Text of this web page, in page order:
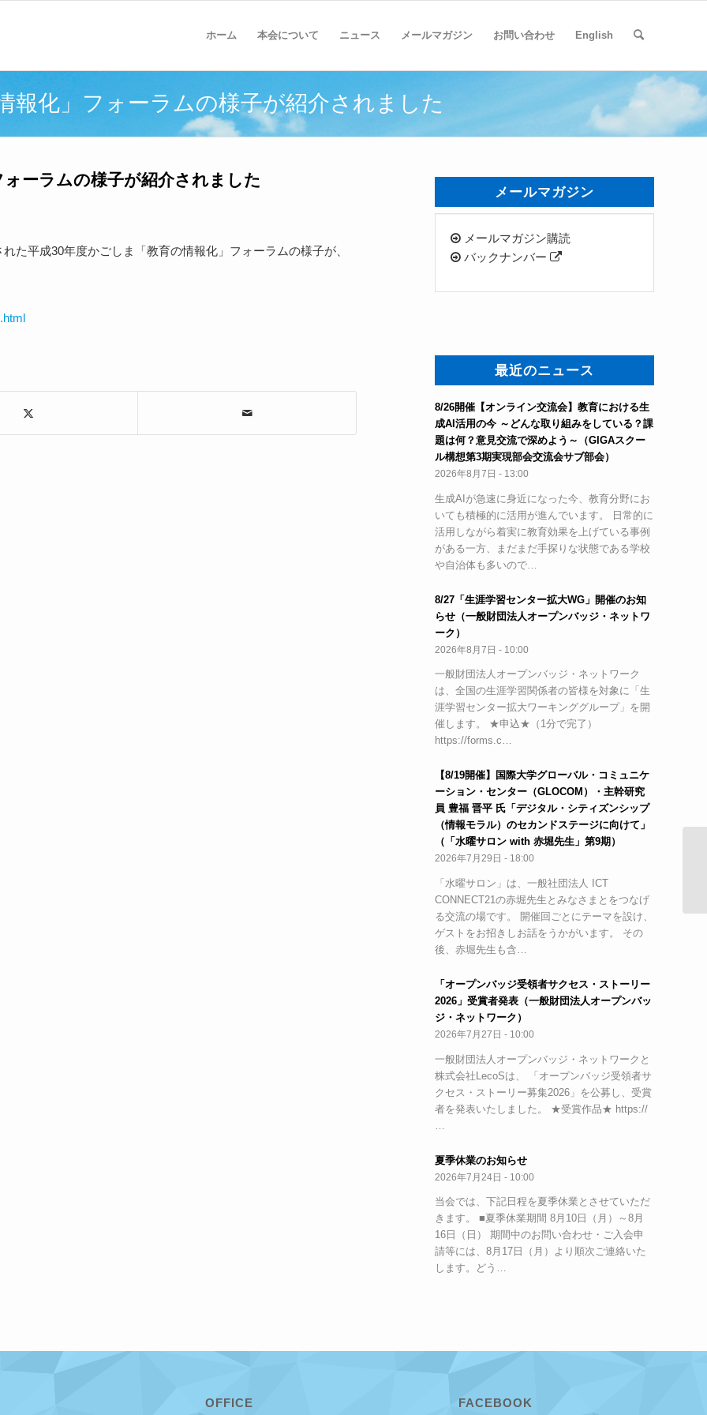
ホーム 本会について ニュース メールマガジン お問い合わせ English
報化」フォーラムの様子が紹介されました
ーラムの様子が紹介されました
た平成30年度かごしま「教育の情報化」フォーラムの様子が、
メールマガジン
メールマガジン購読
バックナンバー
最近のニュース
8/26開催【オンライン交流会】教育における生
成AI活用の今 ～どんな取り組みをしている？課
題は何？意見交流で深めよう～（GIGAスクー
ル構想第3期実現部会交流会サブ部会）
2026年8月7日 - 13:00
生成AIが急速に身近になった今、教育分野にお
いても積極的に活用が進んでいます。 日常的に
活用しながら着実に教育効果を上げている事例
がある一方、まだまだ手探りな状態である学校
や自治体も多いので…
8/27「生涯学習センター拡大WG」開催のお知
らせ（一般財団法人オープンバッジ・ネットワ
ーク）
2026年8月7日 - 10:00
一般財団法人オープンバッジ・ネットワーク
は、全国の生涯学習関係者の皆様を対象に「生
涯学習センター拡大ワーキンググループ」を開
催します。 ★申込★（1分で完了）
https://forms.c…
【8/19開催】国際大学グローバル・コミュニケ
ーション・センター（GLOCOM）・主幹研究
員 豊福 晋平 氏「デジタル・シティズンシップ
（情報モラル）のセカンドステージに向けて」
（「水曜サロン with 赤堀先生」第9期）
2026年7月29日 - 18:00
「水曜サロン」は、一般社団法人 ICT
CONNECT21の赤堀先生とみなさまとをつなげ
る交流の場です。 開催回ごとにテーマを設け、
ゲストをお招きしお話をうかがいます。 その
後、赤堀先生も含…
「オープンバッジ受領者サクセス・ストーリー
2026」受賞者発表（一般財団法人オープンバッ
ジ・ネットワーク）
2026年7月27日 - 10:00
一般財団法人オープンバッジ・ネットワークと
株式会社LecoSは、 「オープンバッジ受領者サ
クセス・ストーリー募集2026」を公募し、受賞
者を発表いたしました。 ★受賞作品★ https://
夏季休業のお知らせ
2026年7月24日 - 10:00
当会では、下記日程を夏季休業とさせていただ
きます。 ■夏季休業期間 8月10日（月）～8月
16日（日） 期間中のお問い合わせ・ご入会申
請等には、8月17日（月）より順次ご連絡いた
します。どう…
OFFICE FACEBOOK